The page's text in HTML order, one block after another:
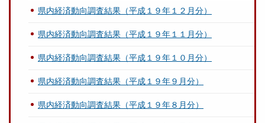
県内経済動向調査結果（平成１９年１２月分）
県内経済動向調査結果（平成１９年１１月分）
県内経済動向調査結果（平成１９年１０月分）
県内経済動向調査結果（平成１９年９月分）
県内経済動向調査結果（平成１９年８月分）